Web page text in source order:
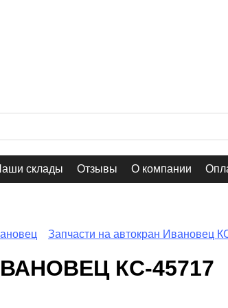
склады Отзывы О компании
Запчасти на автокран Ивановец
КС-45717